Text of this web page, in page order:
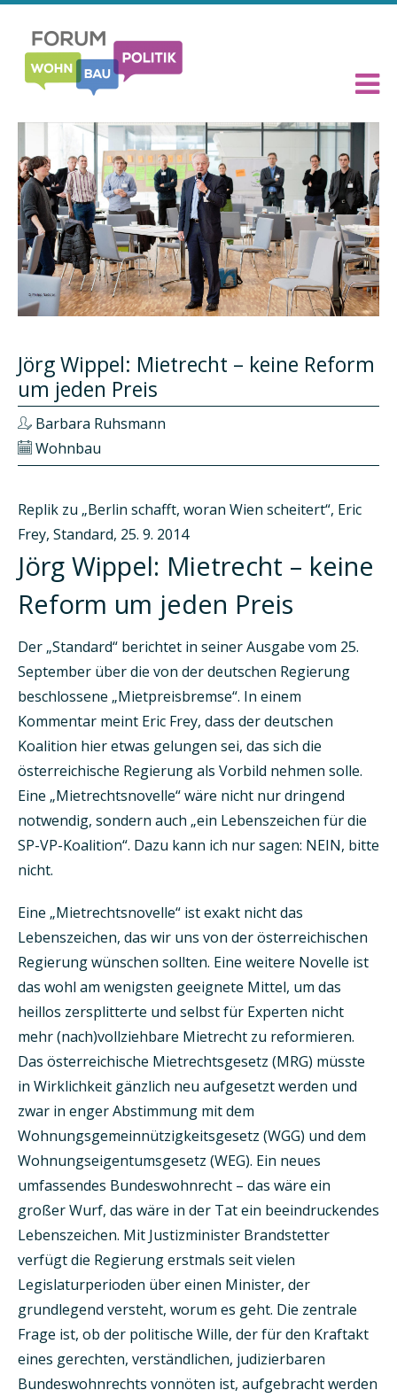
Jörg Wippel: Mietrecht – keine Reform
um jeden Preis
Barbara Ruhsmann
Wohnbau
Replik zu „Berlin schafft, woran Wien scheitert“, Eric
Frey, Standard, 25. 9. 2014
Jörg Wippel: Mietrecht – keine
Reform um jeden Preis
Der „Standard“ berichtet in seiner Ausgabe vom 25.
September über die von der deutschen Regierung
beschlossene „Mietpreisbremse“. In einem
Kommentar meint Eric Frey, dass der deutschen
Koalition hier etwas gelungen sei, das sich die
österreichische Regierung als Vorbild nehmen solle.
Eine „Mietrechtsnovelle“ wäre nicht nur dringend
notwendig, sondern auch „ein Lebenszeichen für die
SP-VP-Koalition“. Dazu kann ich nur sagen: NEIN, bitte
nicht.
Eine „Mietrechtsnovelle“ ist exakt nicht das
Lebenszeichen, das wir uns von der österreichischen
Regierung wünschen sollten. Eine weitere Novelle ist
das wohl am wenigsten geeignete Mittel, um das
heillos zersplitterte und selbst für Experten nicht
mehr (nach)vollziehbare Mietrecht zu reformieren.
Das österreichische Mietrechtsgesetz (MRG) müsste
in Wirklichkeit gänzlich neu aufgesetzt werden und
zwar in enger Abstimmung mit dem
Wohnungsgemeinnützigkeitsgesetz (WGG) und dem
Wohnungseigentumsgesetz (WEG). Ein neues
umfassendes Bundeswohnrecht – das wäre ein
großer Wurf, das wäre in der Tat ein beeindruckendes
Lebenszeichen. Mit Justizminister Brandstetter
verfügt die Regierung erstmals seit vielen
Legislaturperioden über einen Minister, der
grundlegend versteht, worum es geht. Die zentrale
Frage ist, ob der politische Wille, der für den Kraftakt
eines gerechten, verständlichen, judizierbaren
Bundeswohnrechts vonnöten ist, aufgebracht werden